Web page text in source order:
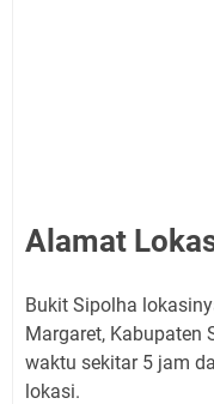
Alamat
Bukit Sipolha
Margaret, Kabupaten
waktu sekitar 5 jam
lokasi.